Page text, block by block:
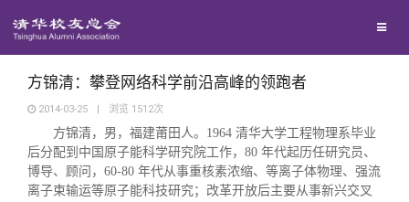
地区联络
年级联络
院系校友工作
回馈母校
捐赠项目
捐赠新闻
媒体平台
《清华校友通讯》
百年清华
方锦清：攀登网络科学前沿高峰的领跑者
2014-03-25 | 浏览 1512次
方锦清，男，福建莆田人。 1964 清华大学工程物理系毕业
后分配到中国原子能科学研究院工作， 80 年代起历任研究员、
博导、顾问， 60-80 年代从事重核素浓缩、等离子体物理、强流
离子束输运等原子能科技研究；改革开放后主要从事新兴交叉